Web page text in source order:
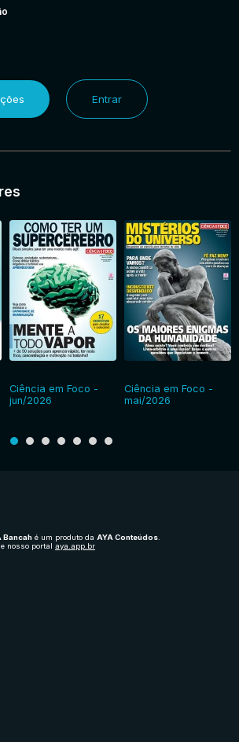
Entrar
Ciência em Foco -
jun/2026
Ciência em Foco -
mai/2026
Bancah é um produto da AYA Conteúdos.
nosso portal aya.app.br